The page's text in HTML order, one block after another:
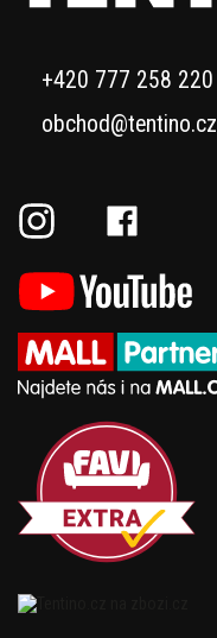
+420 777 258 220
obchod@tentino.cz